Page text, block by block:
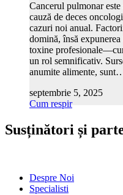
Cancerul pulmonar
cauză de deces
cazuri noi anual.
domină, însă
toxine
un rol semnificativ.
anumite alimente,
septembrie 5, 2025
Cum respir
Susținători și
Despre Noi
Specialisti